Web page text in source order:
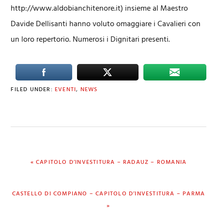
http://www.aldobianchitenore.it) insieme al Maestro
Davide Dellisanti hanno voluto omaggiare i Cavalieri con
un loro repertorio. Numerosi i Dignitari presenti.
FILED UNDER: EVENTI, NEWS
PREVIOUS
« CAPITOLO D’INVESTITURA – RADAUZ – ROMANIA
NEXT
CASTELLO DI COMPIANO – CAPITOLO D’INVESTITURA – PARMA
»